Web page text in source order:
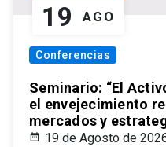
19 AGO
Conferencias
Seminario: “El
el envejecimiento
mercados y
19 de Agosto de